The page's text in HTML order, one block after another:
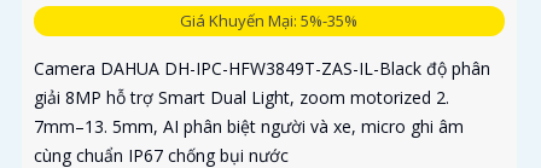
Giá Khuyến Mại: 5%-35%
Camera DAHUA DH-IPC-HFW3849T-ZAS-IL-Black độ phân
giải 8MP hỗ trợ Smart Dual Light, zoom motorized 2.
7mm–13. 5mm, AI phân biệt người và xe, micro ghi âm
cùng chuẩn IP67 chống bụi nước